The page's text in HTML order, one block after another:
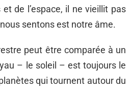
de l’espace, il ne vieillit pas
sentons est notre âme.
peut être comparée à un
– le soleil – est toujours le
qui tournent autour du